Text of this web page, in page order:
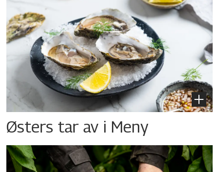
Østers tar av i Meny